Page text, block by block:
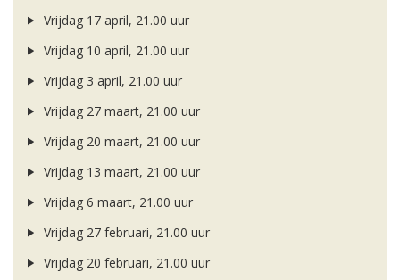
Vrijdag 17 april, 21.00 uur
Vrijdag 10 april, 21.00 uur
Vrijdag 3 april, 21.00 uur
Vrijdag 27 maart, 21.00 uur
Vrijdag 20 maart, 21.00 uur
Vrijdag 13 maart, 21.00 uur
Vrijdag 6 maart, 21.00 uur
Vrijdag 27 februari, 21.00 uur
Vrijdag 20 februari, 21.00 uur